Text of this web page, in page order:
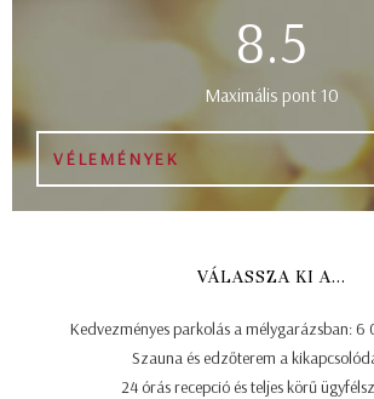
8.5
Maximális pont 10
VÉLEMÉNYEK
VÁLASSZA KI A...
Kedvezményes parkolás a mélygarázsban:
Szauna és edzőterem a
24 órás recepció és teljes körű